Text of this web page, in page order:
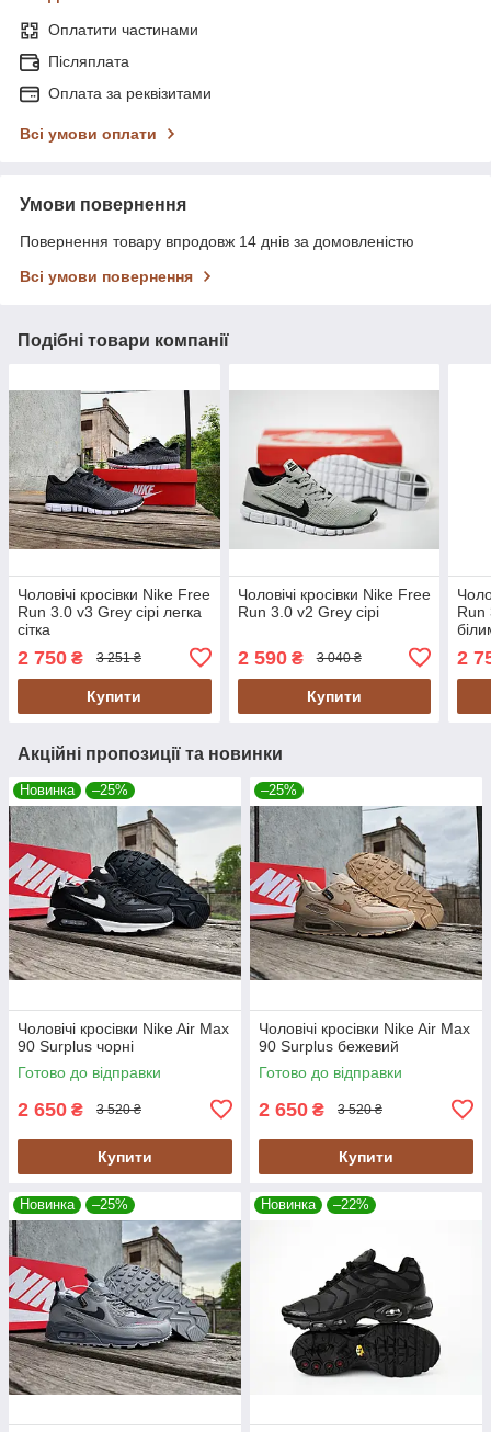
Оплатити частинами
Післяплата
Оплата за реквізитами
Всі умови оплати
Умови повернення
Повернення товару впродовж 14 днів за домовленістю
Всі умови повернення
Подібні товари компанії
Чоловічі кросівки Nike Free
Run 3.0 v3 Grey сірі легка
сітка
2 750 ₴ 3 251 ₴
Купити
Чоловічі кросівки Nike Free
Run 3.0 v2 Grey сірі
2 590₴ 3 040 ₴
Купити
Run
2
Акційні пропозиції та новинки
Новинка –25%
Чоловічі кросівки Nike Air Max
90 Surplus чорні
Готово до відправки
2 650 ₴ 3 520 ₴
Купити
–25%
Чоловічі кросівки Nike Air Max
90 Surplus бежевий
Готово до відправки
2 650 ₴ 3 520 ₴
Купити
Новинка –25% Новинка –22%